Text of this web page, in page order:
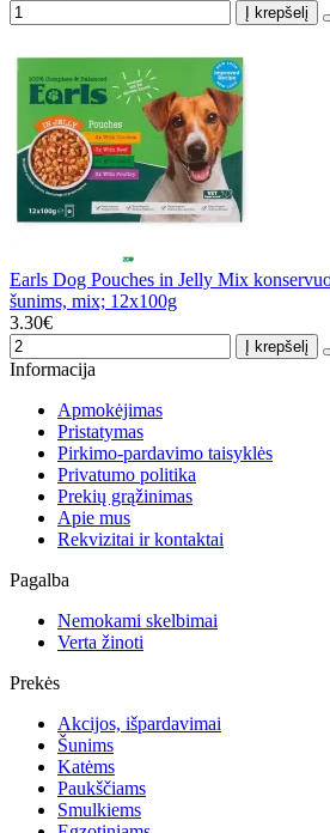
Į krepšelį
Earls Dog Pouches in Jelly Mix
šunims, mix; 12x100g
3.30€
Į krepšelį
Informacija
Apmokėjimas
Pristatymas
Pirkimo-pardavimo taisyklės
Privatumo politika
Prekių grąžinimas
Apie mus
Rekvizitai ir kontaktai
Pagalba
Nemokami skelbimai
Verta žinoti
Prekės
Akcijos, išpardavimai
Šunims
Katėms
Paukščiams
Smulkiems